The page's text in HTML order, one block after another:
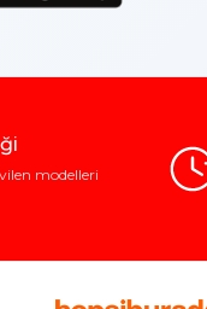
modelleri